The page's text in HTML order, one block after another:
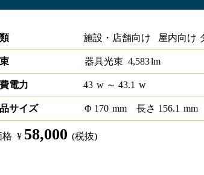
施設・店舗向け 屋内向け
器具光束 4,583lm
電力 43 w ～ 43.1 w
サイズ Φ 170 mm 長さ 156.1 mm
格 ¥ 58,000 (税抜)